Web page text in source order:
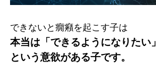
できないと癇癪を起こす子は
本当は「できるようになりたい」
という意欲がある子です。